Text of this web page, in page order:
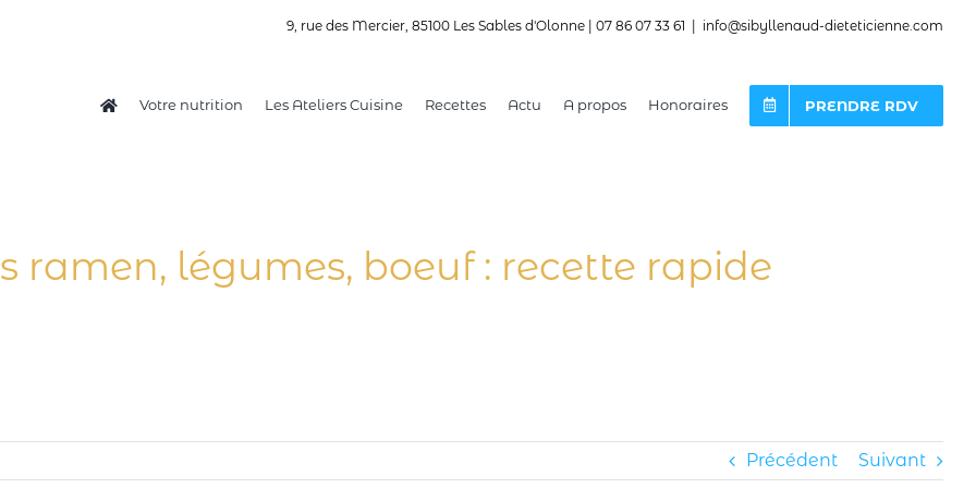
9, rue des Mercier, 85100 Les Sables d'Olonne | 07 86 07 33 61 info@sibyllenaud-dieteticienne.com
Votre nutrition Les Ateliers Cuisine Recettes Actu A propos Honoraires PRENDRE RDV
ramen, légumes, boeuf : recette rapide
Précédent Suivant